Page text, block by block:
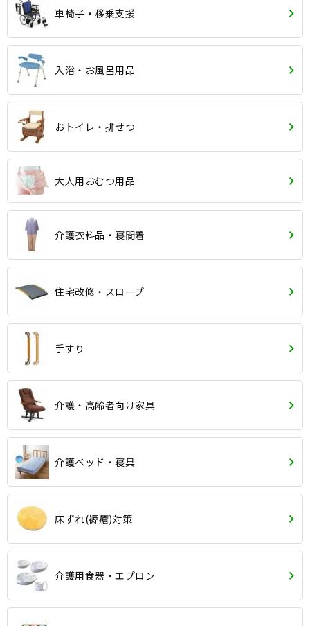
車椅子・移乗支援
入浴・お風呂用品
おトイレ・排せつ
大人用おむつ用品
介護衣料品・寝間着
住宅改修・スロープ
手すり
介護・高齢者向け家具
介護ベッド・寝具
床ずれ(褥瘡)対策
介護用食器・エプロン